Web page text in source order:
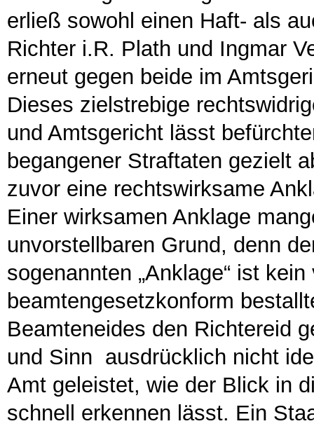
erließ sowohl einen Haft- als
Richter i.R. Plath und Ingmar
erneut gegen beide im
Dieses zielstrebige
und Amtsgericht lässt
begangener Straftaten gezielt
zuvor eine rechtswirksame
Einer wirksamen Anklage
unvorstellbaren Grund, denn
sogenannten „Anklage“ ist
beamtengesetzkonform
Beamteneides den Richtereid
und Sinn ausdrücklich nicht
Amt geleistet, wie der Blick in
schnell erkennen lässt. Ein